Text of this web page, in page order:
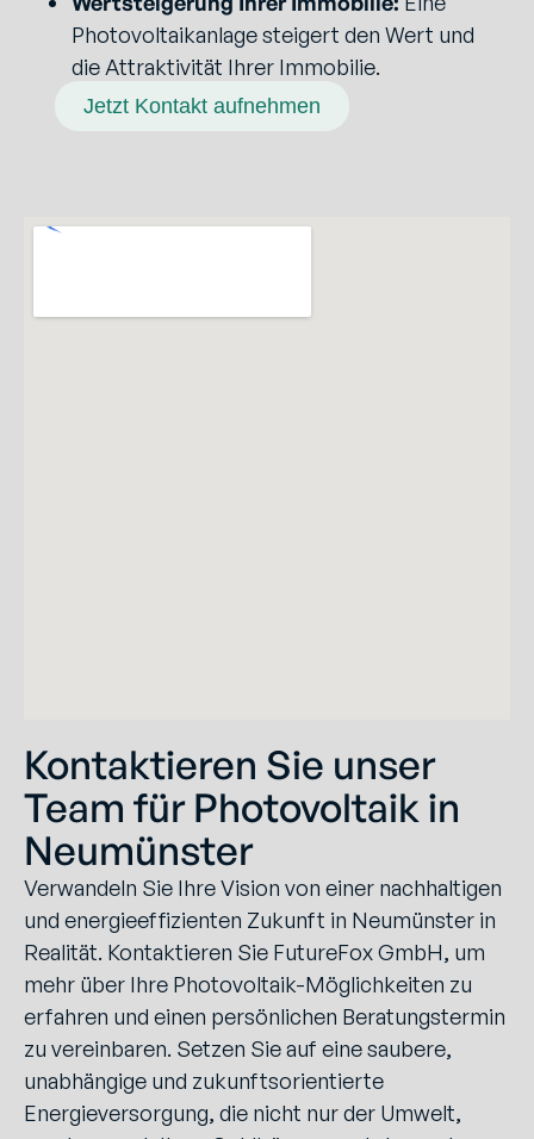
Photovoltaikanlage steigert den Wert und
die Attraktivität Ihrer Immobilie.
Jetzt Kontakt aufnehmen
Kontaktieren Sie unser
Team für Photovoltaik in
Neumünster
Verwandeln Sie Ihre Vision von einer nachhaltigen
und energieeffizienten Zukunft in Neumünster in
Realität. Kontaktieren Sie FutureFox GmbH, um
mehr über Ihre Photovoltaik-Möglichkeiten zu
erfahren und einen persönlichen Beratungstermin
zu vereinbaren. Setzen Sie auf eine saubere,
unabhängige und zukunftsorientierte
Energieversorgung, die nicht nur der Umwelt,